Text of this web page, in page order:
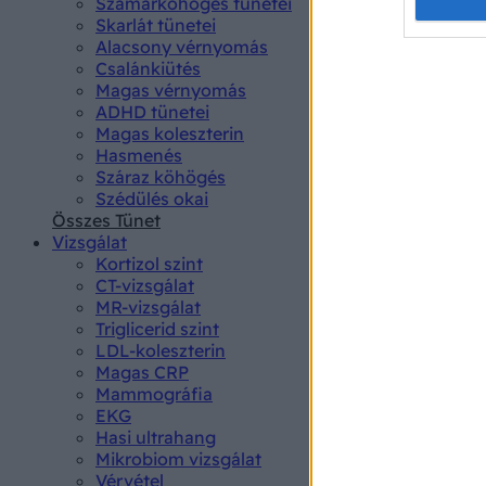
Skarlát tünetei
Alacsony vérnyomás
Csalánkiütés
Magas vérnyomás
ADHD tünetei
Magas koleszterin
Hasmenés
Száraz köhögés
Szédülés okai
Összes Tünet
Vizsgálat
Kortizol szint
CT-vizsgálat
MR-vizsgálat
Triglicerid szint
LDL-koleszterin
Magas CRP
Mammográfia
EKG
Hasi ultrahang
Mikrobiom vizsgálat
Vérvétel